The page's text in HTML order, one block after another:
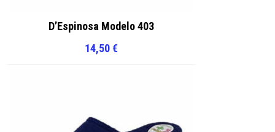
D’Espinosa Modelo 403
14,50€